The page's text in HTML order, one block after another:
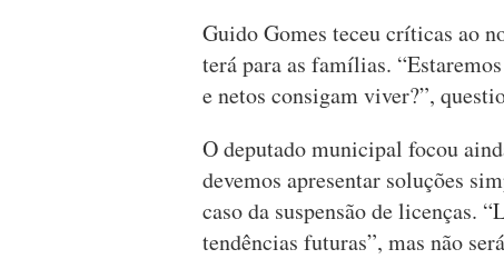
Guido Gomes teceu críticas ao
terá para as famílias.
e netos consigam viver?”,
O deputado municipal focou
devemos apresentar soluções
caso da suspensão de licenças.
tendências futuras”, mas não